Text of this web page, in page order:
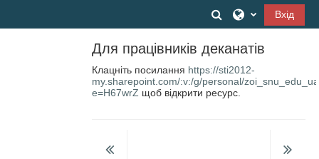
Переключити
Вхід
Для працівників деканатів
Клацніть посилання https://sti2012-
my.sharepoint.com/:v:/g/personal/
e=H67wrZ щоб відкрити ресурс.